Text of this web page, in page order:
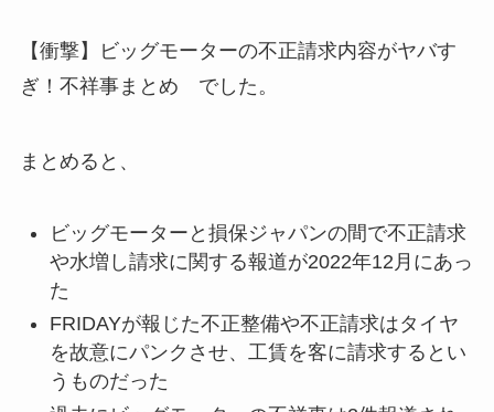
【衝撃】ビッグモーターの不正請求内容がヤバす
ぎ！不祥事まとめ でした。
まとめると、
ビッグモーターと損保ジャパンの間で不正請求
や水増し請求に関する報道が2022年12月にあっ
た
FRIDAYが報じた不正整備や不正請求はタイヤ
を故意にパンクさせ、工賃を客に請求するとい
うものだった